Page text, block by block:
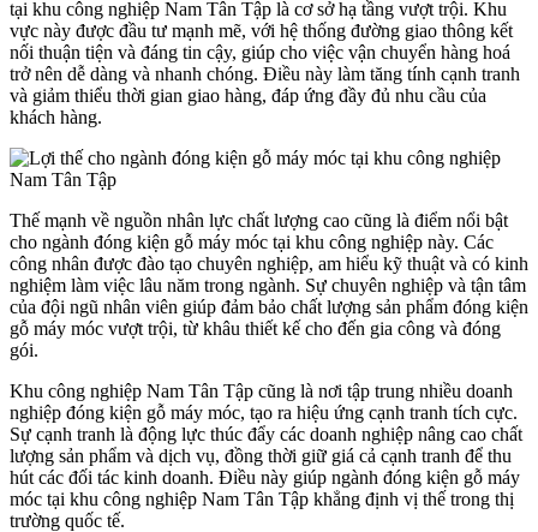
tại khu công nghiệp Nam Tân Tập là cơ sở hạ tầng vượt trội. Khu
vực này được đầu tư mạnh mẽ, với hệ thống đường giao thông kết
nối thuận tiện và đáng tin cậy, giúp cho việc vận chuyển hàng hoá
trở nên dễ dàng và nhanh chóng. Điều này làm tăng tính cạnh tranh
và giảm thiểu thời gian giao hàng, đáp ứng đầy đủ nhu cầu của
khách hàng.
Thế mạnh về nguồn nhân lực chất lượng cao cũng là điểm nổi bật
cho ngành đóng kiện gỗ máy móc tại khu công nghiệp này. Các
công nhân được đào tạo chuyên nghiệp, am hiểu kỹ thuật và có kinh
nghiệm làm việc lâu năm trong ngành. Sự chuyên nghiệp và tận tâm
của đội ngũ nhân viên giúp đảm bảo chất lượng sản phẩm đóng kiện
gỗ máy móc vượt trội, từ khâu thiết kế cho đến gia công và đóng
gói.
Khu công nghiệp Nam Tân Tập cũng là nơi tập trung nhiều doanh
nghiệp đóng kiện gỗ máy móc, tạo ra hiệu ứng cạnh tranh tích cực.
Sự cạnh tranh là động lực thúc đẩy các doanh nghiệp nâng cao chất
lượng sản phẩm và dịch vụ, đồng thời giữ giá cả cạnh tranh để thu
hút các đối tác kinh doanh. Điều này giúp ngành đóng kiện gỗ máy
móc tại khu công nghiệp Nam Tân Tập khẳng định vị thế trong thị
trường quốc tế.